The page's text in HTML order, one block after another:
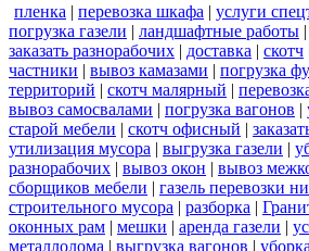
пленка | перевозка шкафа | услуги
погрузка газели | ландшафтные работы |
заказать разнорабочих | доставка | скотч
частники | вывоз камазами | погрузка
территорий | скотч малярный |
вывоз самосвалами | погрузка вагонов |
старой мебели | скотч офисный |
утилизация мусора | выгрузка газели |
разнорабочих | вывоз окон | вывоз
сборщиков мебели | газель перевозки
строительного мусора | разборка |
оконных рам | мешки | аренда газели |
металлолома | выгрузка вагонов |